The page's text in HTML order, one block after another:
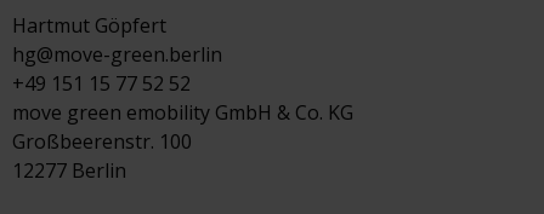
Hartmut Göpfert
hg@move-green.berlin
+49 151 15 77 52 52
move green emobility GmbH & Co. KG
Großbeerenstr. 100
12277 Berlin